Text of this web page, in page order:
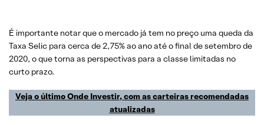
É importante notar que o mercado já tem no preço uma queda da
Taxa Selic para cerca de 2,75% ao ano até o final de setembro de
2020, o que torna as perspectivas para a classe limitadas no
curto prazo.
Veja o último Onde Investir, com as carteiras recomendadas
atualizadas